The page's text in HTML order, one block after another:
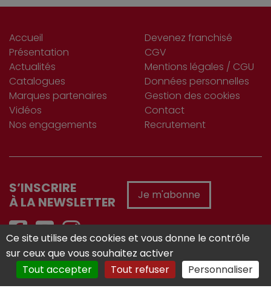
Accueil
Présentation
Actualités
Catalogues
Marques partenaires
Vidéos
Nos engagements
Devenez franchisé
CGV
Mentions légales / CGU
Données personnelles
Gestion des cookies
Contact
Recrutement
S’INSCRIRE
À LA NEWSLETTER
Je m'abonne
Réalisé avec :
Ce site utilise des cookies et vous donne le contrôle
sur ceux que vous souhaitez activer
Tout accepter
Tout refuser Personnaliser